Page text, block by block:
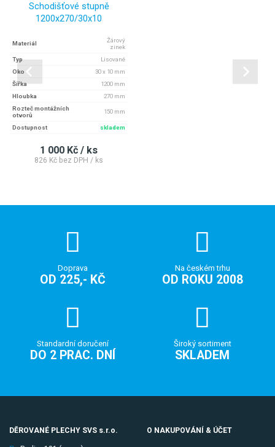
Schodišťové stupně
1200x270/30x10
Materiál
Žárový
zinek
Typ
Lisované
Oko
30 x 10 mm
Šířka
1200 mm
Hloubka
270 mm
Rozteč montážních
otvorů
150 mm
Dostupnost skladem
1 000 Kč / ks
826 Kč bez DPH / ks
Doprava
OD 225,- KČ
Na českém trhu
OD ROKU 2008
Standardní doručení
DO 2 PRAC. DNÍ
Široký sortiment
SKLADEM
DĚROVANÉ PLECHY SVS s.r.o. O NAKUPOVÁNÍ & ÚČET